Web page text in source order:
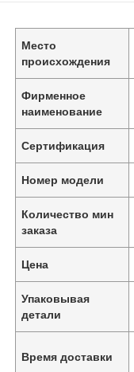
Место
происхождения
Фирменное
наименование
Сертификация
Номер модели
Количество мин
заказа
Цена
Упаковывая
детали
Время доставки